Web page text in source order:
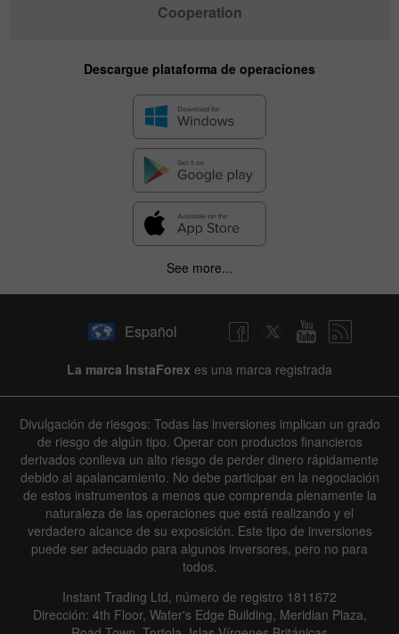
Cooperation
Descargue plataforma de operaciones
See more...
Español
La marca InstaForex es una marca registrada
Divulgación de riesgos: Todas las inversiones implican un grado
de riesgo de algún tipo. Operar con productos financieros
derivados conlleva un alto riesgo de perder dinero rápidamente
debido al apalancamiento. No debe participar en la negociación
de estos instrumentos a menos que comprenda plenamente la
naturaleza de las operaciones que está realizando y el
verdadero alcance de su exposición. Este tipo de inversiones
puede ser adecuado para algunos inversores, pero no para
todos.
Instant Trading Ltd, número de registro 1811672
Dirección: 4th Floor, Water's Edge Building, Meridian Plaza,